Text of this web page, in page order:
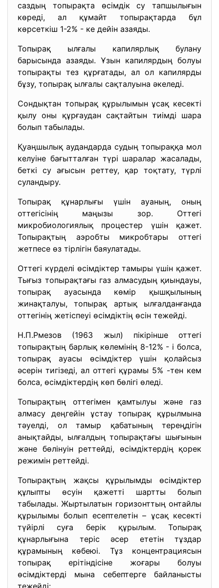
саздың топырақта өсімдік су тапшылығын
көреді, ал құмайт топырақтарда бұл
көрсеткіш 1-2% - ке дейін азаяды.
Топырақ ылғалы капилярлық булану
барысында азаяды. Ұзын капилярдың болуы
топырақты тез құрғатады, ал ол капилярды
бұзу, топырақ ылғалы сақталуына әкеледі.
Сондықтан топырақ құрылымын ұсақ кесекті
қылу оны құрғаудан сақтайтын тиімді шара
болып табылады.
Қуаңшылық аудандарда судың топыраққа мол
келуіне бағытталған түрі шаралар жасалады,
беткі су ағысын реттеу, қар тоқтату, түрлі
суландыру.
Топырақ құнарлығы үшін ауаның, оның
оттегісінің маңызы зор. Оттегі
микробиологиялық процестер үшін қажет.
Топырақтың аэробты микробтары оттегі
жетпесе өз тірлігін баяулатады.
Оттегі күрделі өсімдіктер тамыры үшін қажет.
Тығыз топырақтағы газ алмасудың қиындауы,
топырақ ауасында көмір қышқылының
жинақталуы, топырақ артық ылғалданғанда
оттегінің жетіспеуі өсімдіктің өсін тежейді.
Н.П.Рмезов (1963 жыл) пікірінше оттегі
топырақтың барлық көлемінің 8-12% - і болса,
топырақ ауасы өсімдіктер үшін қолайсыз
әсерін тигізеді, ал оттегі құрамы 5% -тен кем
болса, өсімдіктердің көп бөлігі өледі.
Топырақтың оттегімен қамтылуы және газ
алмасу деңгейін ұстау топырақ құрылмына
тәуелді, ол тамыр қабатының тереңдігін
анықтайды, ылғалдың топырақтағы шығынын
және бөлінуін реттейді, өсімдіктердің қорек
режимін реттейді.
Топырақтың жақсы құрылымды өсімдіктер
құлыпты өсуін қажетті шартты болып
табылады. Жыртылатын горизонттың онтайлы
құрылымы болып есептелетін – ұсақ кесекті
түйірлі суға берік құрылым. Топырақ
құнарлығына теріс әсер ететін тұздар
құрамының көбеюі. Тұз концентрациясын
топырақ ерітіндісіне жоғары болуы
өсімдіктерді мына себептерге байланысты
тежейді: